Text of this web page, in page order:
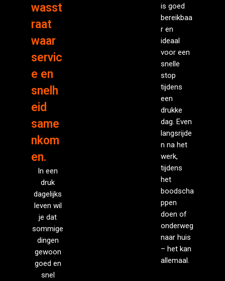
wasst
raat
waar
servic
e en
snelh
eid
same
nkom
en.
In een
druk
dagelijks
leven wil
je dat
sommige
dingen
gewoon
goed en
snel
is goed
bereikbaa
r en
ideaal
voor een
snelle
stop
tijdens
een
drukke
dag. Even
langsrijde
n na het
werk,
tijdens
het
boodscha
ppen
doen of
onderweg
naar huis
– het kan
allemaal.